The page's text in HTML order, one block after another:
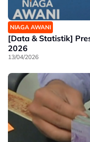
NIAGA AWANI
[Data & Statistik]
2026
13/04/2026